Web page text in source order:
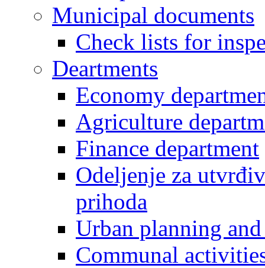
Municipal documents
Check lists for
Deartments
Economy
Agriculture
Finance department
Odeljenje za
prihoda
Urban planning
Communal